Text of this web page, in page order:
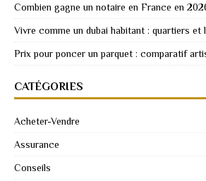
Combien gagne un notaire en France en
Vivre comme un dubai habitant : quartiers et
Prix pour poncer un parquet : comparatif
CATÉGORIES
Acheter-Vendre
Assurance
Conseils